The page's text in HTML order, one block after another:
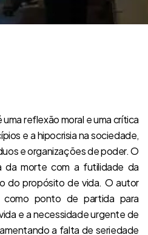
reflexão moral e uma crítica
e a hipocrisia na sociedade,
e organizações de poder. O
da morte com a futilidade da
do propósito de vida. O autor
ponto de partida para
e a necessidade urgente de
a falta de seriedade